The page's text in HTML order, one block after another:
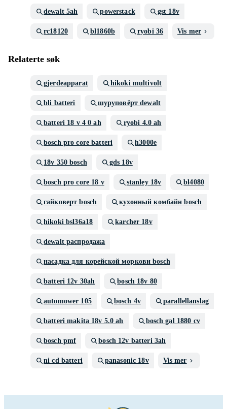
dewalt 5ah powerstack gst 18v
rc18120 bl1860b ryobi 36 Vis mer
Relaterte søk
gjerdeapparat hikoki multivolt
bli batteri шуруповёрт dewalt
batteri 18 v 4 0 ah ryobi 4.0 ah
bosch pro core batteri h3000e
18v 350 bosch gds 18v
bosch pro core 18 v stanley 18v bl4080
гайковерт bosch кухонный комбайн bosch
hikoki bsl36a18 karcher 18v
dewalt распродажа
насадка для корейской моркови bosch
batteri 12v 30ah bosch 18v 80
automower 105 bosch 4v parallellanslag
batteri makita 18v 5.0 ah bosch gal 1880 cv
bosch pmf bosch 12v batteri 3ah
ni cd batteri panasonic 18v Vis mer